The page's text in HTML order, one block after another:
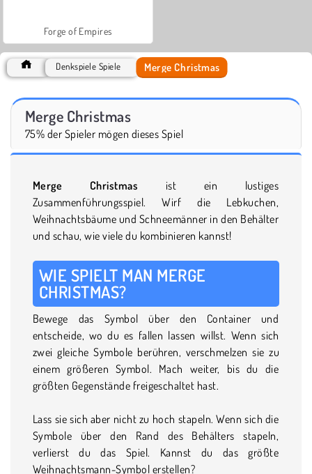
Forge of Empires
Denkspiele Spiele Merge Christmas
Merge Christmas
75% der Spieler mögen dieses Spiel
Merge Christmas ist ein lustiges
Zusammenführungsspiel. Wirf die Lebkuchen,
Weihnachtsbäume und Schneemänner in den Behälter
und schau, wie viele du kombinieren kannst!
WIE SPIELT MAN MERGE
CHRISTMAS?
Bewege das Symbol über den Container und
entscheide, wo du es fallen lassen willst. Wenn sich
zwei gleiche Symbole berühren, verschmelzen sie zu
einem größeren Symbol. Mach weiter, bis du die
größten Gegenstände freigeschaltet hast.
Lass sie sich aber nicht zu hoch stapeln. Wenn sich die
Symbole über den Rand des Behälters stapeln,
verlierst du das Spiel. Kannst du das größte
Weihnachtsmann-Symbol erstellen?